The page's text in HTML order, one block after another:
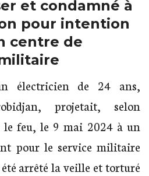
et condamné à
pour intention
centre de
électricien de 24 ans,
projetait, selon
le feu, le 9 mai 2024 à un
pour le service militaire
arrêté la veille et torturé